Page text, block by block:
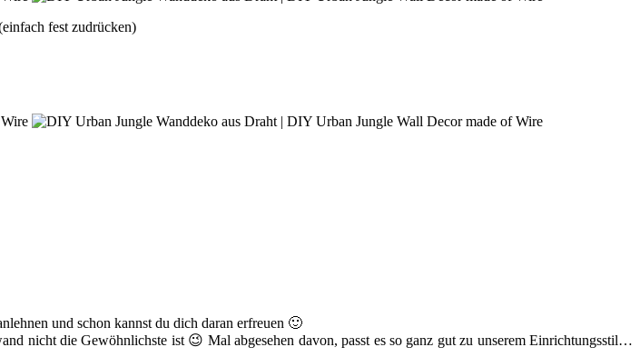
fest zudrücken)
und schon kannst du dich daran erfreuen 🙂
nicht die Gewöhnlichste ist 😉 Mal abgesehen davon, passt es so ganz gut zu unserem Einrichtungsstil…